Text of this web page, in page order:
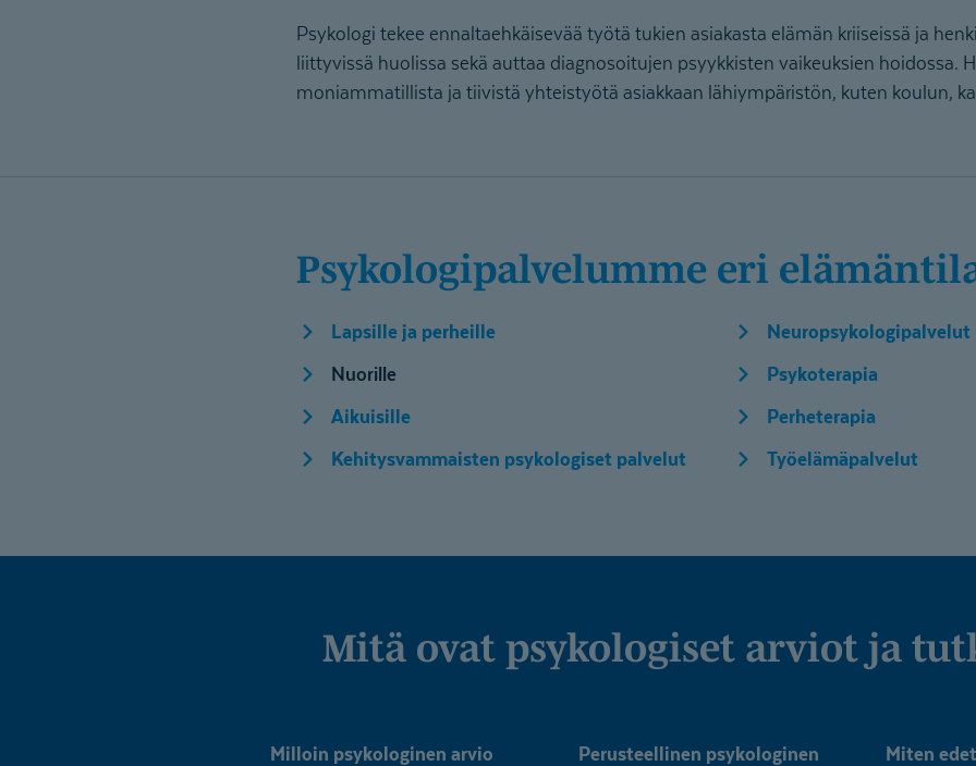
Psykologi tekee ennaltaehkäisevää työtä tukien asiakasta elämän kriiseissä ja
liittyvissä huolissa sekä auttaa diagnosoitujen psyykkisten vaikeuksien hoidossa.
moniammatillista ja tiivistä yhteistyötä asiakkaan lähiympäristön, kuten koulun,
Psykologi­pal­velumme eri
Lapsille ja perheille
Nuorille
Aikuisille
Kehitysvammaisten psykologiset palvelut
Neuropsykologipalvelut
Psykoterapia
Perheterapia
Työelämäpalvelut
Mitä ovat psykologiset arviot ja
Milloin psykologinen arvio
Perusteellinen psykologinen
Miten